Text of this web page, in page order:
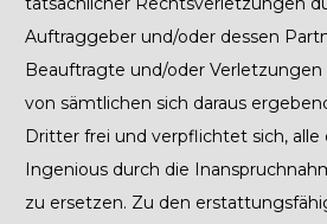
Auftraggeber und/oder dessen
Beauftragte und/oder
von sämtlichen sich daraus
Dritter frei und verpflichtet sich,
Ingenious durch die
zu ersetzen. Zu den